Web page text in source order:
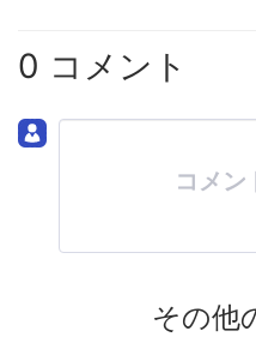
0 コメント
コメン
その他